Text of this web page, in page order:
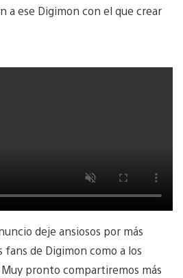
a ese Digimon con el que crear
deje ansiosos por más
de Digimon como a los
pronto compartiremos más